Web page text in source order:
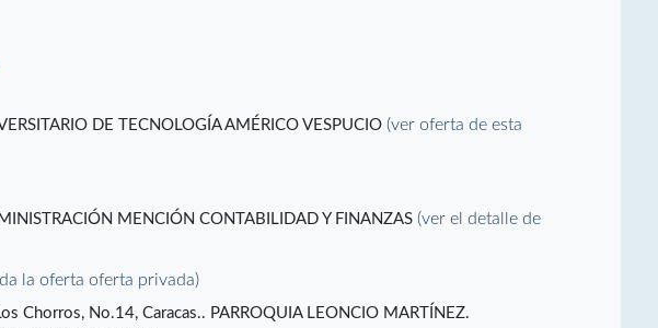
DE TECNOLOGÍA AMÉRICO VESPUCIO(ver oferta de esta
MENCIÓN CONTABILIDAD Y FINANZAS(ver el detalle de
la oferta oferta privada)
Chorros, No.14, Caracas.. PARROQUIA LEONCIO MARTÍNEZ.